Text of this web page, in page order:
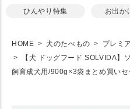
ひんやり特集 お出か
HOME 犬のたべもの プレミ
【犬 ドッグフード SOLVIDA】
飼育成犬用/900g×3袋まとめ買いセ